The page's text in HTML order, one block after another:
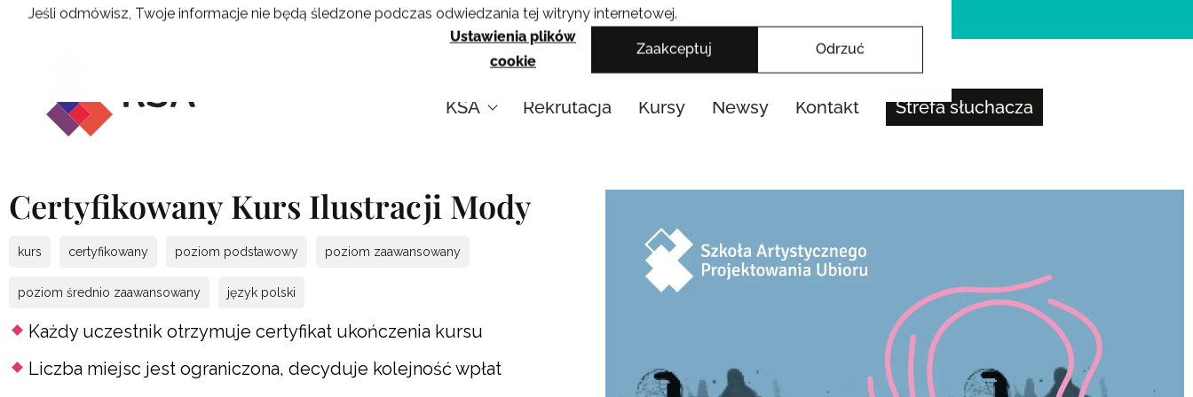
Jeśli odmówisz, Twoje informacje nie będą śledzone podczas odwiedzania tej witryny internetowej.
Ustawienia plików
cookie
Zaakceptuj Odrzuć
Przejdź
Krakowskie Szkoły Artystyczne
KSA Rekrutacja Kursy Newsy Kontakt Strefa słuchacza
Certyfikowany Kurs Ilustracji Mody
kurs certyfikowany poziom podstawowy poziom zaawansowany
poziom średnio zaawansowany język polski
Każdy uczestnik otrzymuje certyfikat ukończenia kursu
Liczba miejsc jest ograniczona, decyduje kolejność wpłat